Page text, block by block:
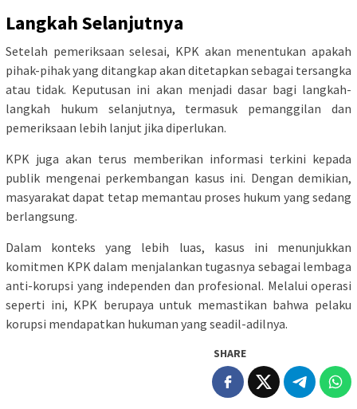
Langkah Selanjutnya
Setelah pemeriksaan selesai, KPK akan menentukan apakah
pihak-pihak yang ditangkap akan ditetapkan sebagai tersangka
atau tidak. Keputusan ini akan menjadi dasar bagi langkah-
langkah hukum selanjutnya, termasuk pemanggilan dan
pemeriksaan lebih lanjut jika diperlukan.
KPK juga akan terus memberikan informasi terkini kepada
publik mengenai perkembangan kasus ini. Dengan demikian,
masyarakat dapat tetap memantau proses hukum yang sedang
berlangsung.
Dalam konteks yang lebih luas, kasus ini menunjukkan
komitmen KPK dalam menjalankan tugasnya sebagai lembaga
anti-korupsi yang independen dan profesional. Melalui operasi
seperti ini, KPK berupaya untuk memastikan bahwa pelaku
korupsi mendapatkan hukuman yang seadil-adilnya.
SHARE